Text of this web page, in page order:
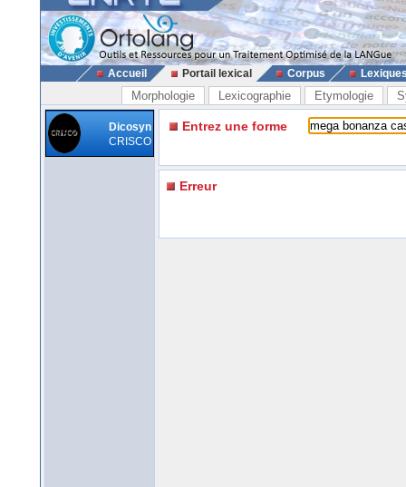
Accueil Portail lexical Corpus
Morphologie Lexicographie Etymologie
Dicosyn
CRISCO
Entrez une forme
Erreur